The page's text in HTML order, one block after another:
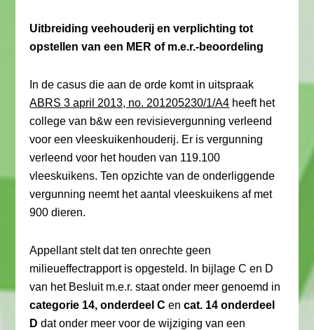
Uitbreiding veehouderij en verplichting tot
opstellen van een MER of m.e.r.-beoordeling
In de casus die aan de orde komt in uitspraak
ABRS 3 april 2013, no. 201205230/1/A4 heeft het
college van b&w een revisievergunning verleend
voor een vleeskuikenhouderij. Er is vergunning
verleend voor het houden van 119.100
vleeskuikens. Ten opzichte van de onderliggende
vergunning neemt het aantal vleeskuikens af met
900 dieren.
Appellant stelt dat ten onrechte geen
milieueffectrapport is opgesteld. In bijlage C en D
van het Besluit m.e.r. staat onder meer genoemd in
categorie 14, onderdeel C encat. 14 onderdeel
D dat onder meer voor de wijziging van een